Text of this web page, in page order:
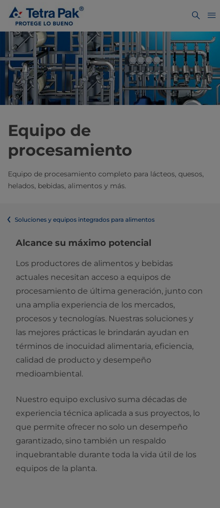
Equipo de
procesamiento
Equipo de procesamiento completo para lácteos, quesos,
helados, bebidas, alimentos y más.
Soluciones y equipos integrados para alimentos
Alcance su máximo potencial
Los productores de alimentos y bebidas
actuales necesitan acceso a equipos de
procesamiento de última generación, junto con
una amplia experiencia de los mercados,
procesos y tecnologías. Nuestras soluciones y
las mejores prácticas le brindarán ayudan en
términos de inocuidad alimentaria, eficiencia,
calidad de producto y desempeño
medioambiental.
Nuestro equipo exclusivo suma décadas de
experiencia técnica aplicada a sus proyectos, lo
que permite ofrecer no solo un desempeño
garantizado, sino también un respaldo
inquebrantable durante toda la vida útil de los
equipos de la planta.